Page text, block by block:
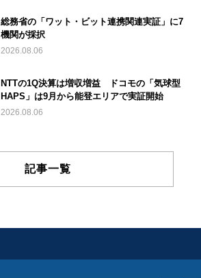
総務省の「ワット・ビット連携関連実証」に7
機関が採択
2026.08.06
NTTの1Q決算は増収増益 ドコモの「気球型
HAPS」は9月から能登エリアで実証開始
2026.08.06
記事一覧